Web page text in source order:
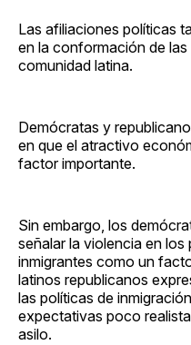
Las afiliaciones políticas
en la conformación de
comunidad latina.
Demócratas y
en que el atractivo
factor importante.
Sin embargo, los
señalar la violencia en los
inmigrantes como un
latinos republicanos
las políticas de
expectativas poco
asilo.